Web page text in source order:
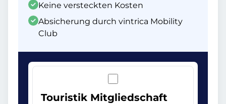
Keine versteckten Kosten
Absicherung durch vintrica Mobility
Club
Touristik Mitgliedschaft